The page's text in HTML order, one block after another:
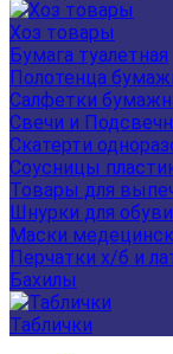
Хоз товары
Бумага туалетная
Полотенца
Салфетки
Свечи и
Скатерти
Соусницы
Товары для
Шнурки для обуви
Маски
Перчатки х/б и
Бахилы
Таблички